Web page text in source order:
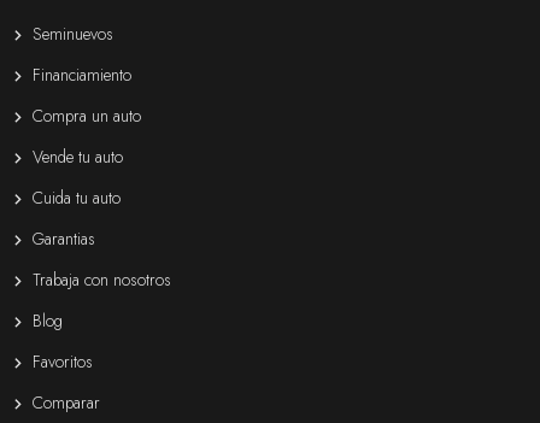
Seminuevos
Financiamiento
Compra un auto
Vende tu auto
Cuida tu auto
Garantias
Trabaja con nosotros
Blog
Favoritos
Comparar